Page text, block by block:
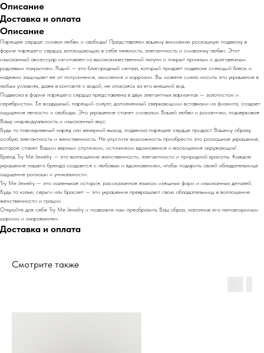
Описание
Доставка и оплата
Описание
Парящее сердце: символ любви и свободы! Представляем вашему вниманию роскошную подвеску в
форме парящего сердца, воплощающую в себе нежность, элегантность и символику любви. Этот
изысканный аксессуар изготовлен из высококачественной латуни и покрыт прочным и долговечным
родиевым покрытием. Родий — это благородный металл, который придает подвеске сияющий блеск и
надежно защищает ее от потускнения, окисления и коррозии. Вы можете смело носить это украшение в
любых условиях, даже в контакте с водой, не опасаясь за его внешний вид.
Подвеска в форме парящего сердца представлена в двух элегантных вариантах — золотистом и
серебристом. Ее воздушный, парящий силуэт, дополненный сверкающими вставками из фианита, создает
ощущение легкости и свободы. Это украшение станет символом Вашей любви и романтики, подчеркивая
Вашу индивидуальность и изысканный вкус.
Будь то повседневный наряд или вечерний выход, подвеска-парящее сердце придаст Вашему образу
особую элегантность и женственность. Не упустите возможность приобрести это роскошное украшение,
которое станет Вашим верным спутником, источником вдохновения и восхищения окружающих!
Бренд Try Me Jewelry — это воплощение женственности, элегантности и природной красоты. Каждое
украшение нашего бренда создается с любовью и вдохновением, чтобы подарить своей обладательнице
ощущение роскоши и уникальности.
Try Me Jewelry — это маленькая история, рассказанная языком изящных форм и изысканных деталей.
Будь то колье, серьги или браслет — эти украшения превращают свою обладательницу в воплощение
женственности и грации.
Откройте для себя Try Me Jewelry и позвольте нам преобразить Ваш образ, наполнив его неповторимым
шармом и очарованием.
Доставка и оплата
Смотрите также